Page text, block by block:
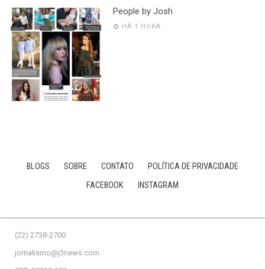
People by Josh
HÁ 1 HORA
BLOGS SOBRE CONTATO
POLÍTICA DE PRIVACIDADE
FACEBOOK
INSTAGRAM
(22) 2738-2700
jornalismo@j3news.com